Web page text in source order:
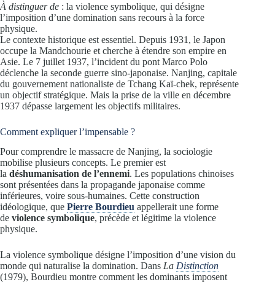
À distinguer de : la violence symbolique, qui désigne
l’imposition d’une domination sans recours à la force
physique.
Le contexte historique est essentiel. Depuis 1931, le Japon
occupe la Mandchourie et cherche à étendre son empire en
Asie. Le 7 juillet 1937, l’incident du pont Marco Polo
déclenche la seconde guerre sino-japonaise. Nanjing, capitale
du gouvernement nationaliste de Tchang Kaï-chek, représente
un objectif stratégique. Mais la prise de la ville en décembre
1937 dépasse largement les objectifs militaires.
Comment expliquer l’impensable ?
Pour comprendre le massacre de Nanjing, la sociologie
mobilise plusieurs concepts. Le premier est
la déshumanisation de l’ennemi. Les populations chinoises
sont présentées dans la propagande japonaise comme
inférieures, voire sous-humaines. Cette construction
idéologique, que Pierre Bourdieu appellerait une forme
de violence symbolique, précède et légitime la violence
physique.
La violence symbolique désigne l’imposition d’une vision du
monde qui naturalise la domination. Dans La Distinction
(1979), Bourdieu montre comment les dominants imposent